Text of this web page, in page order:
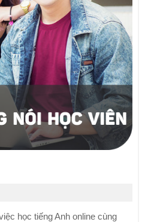
học tiếng Anh online cùng